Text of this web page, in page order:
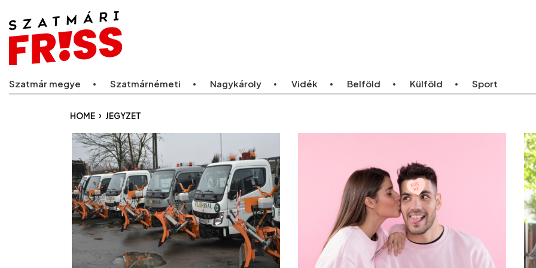
Szatmár megye Szatmárnémeti Nagykároly Vidék Belföld Külföld Sport
HOME › JEGYZET